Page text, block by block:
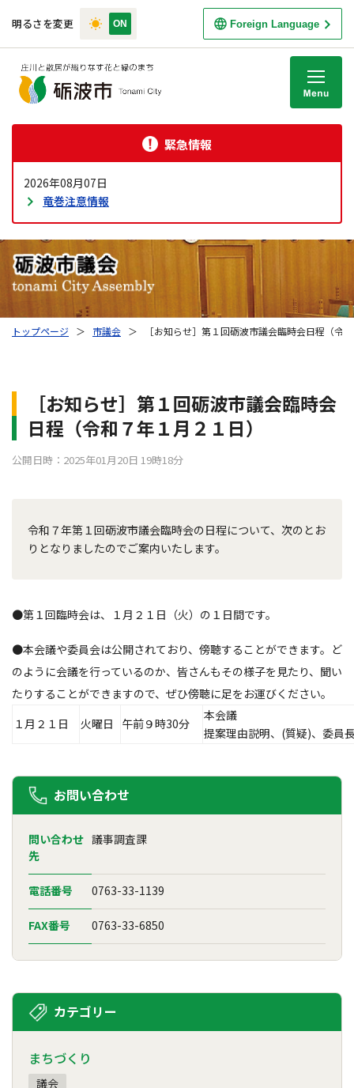
明るさを変更 Foreign Language
緊急情報
2026年08月07日
竜巻注意情報
トップページ ＞ 市議会 ＞ ［お知らせ］第１回砺波市議会臨時会日程（令
［お知らせ］第１回砺波市議会臨時会
日程（令和７年１月２１日）
公開日時：2025年01月20日 19時18分
令和７年第１回砺波市議会臨時会の日程について、次のとお
りとなりましたのでご案内いたします。
●第１回臨時会は、１月２１日（火）の１日間です。
●本会議や委員会は公開されており、傍聴することができます。ど
のように会議を行っているのか、皆さんもその様子を見たり、聞い
たりすることができますので、ぜひ傍聴に足をお運びください。
１月２１日
火曜日 午前９時30分
本会議
提案理由説明、(質疑)、委員
お問い合わせ
問い合わせ
先
議事調査課
電話番号 0763-33-1139
FAX番号 0763-33-6850
カテゴリー
まちづくり
議会